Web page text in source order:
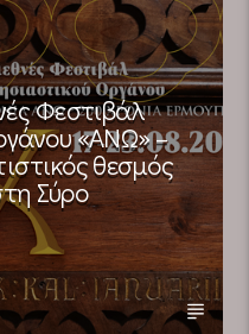
Φεστιβάλ
«ΑΝΩ» –
θεσμός
Σύρο​